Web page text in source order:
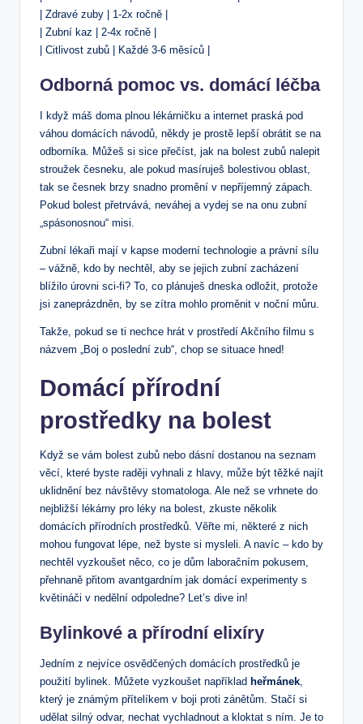
| Zdravé zuby | 1-2x ročně |
| Zubní kaz | 2-4x ročně |
| Citlivost zubů | Každé 3-6 měsíců |
Odborná pomoc vs. domácí léčba
I když máš doma plnou lékárničku a internet praská pod
váhou domácích návodů, někdy je prostě lepší obrátit se na
odborníka. Můžeš si sice přečíst, jak na bolest zubů nalepit
stroužek česneku, ale pokud masíruješ bolestivou oblast,
tak se česnek brzy snadno promění v nepříjemný zápach.
Pokud bolest přetrvává, neváhej a vydej se na onu zubní
„spásonosnou“ misi.
Zubní lékaři mají v kapse moderní technologie a právní sílu
– vážně, kdo by nechtěl, aby se jejich zubní zacházení
blížilo úrovni sci-fi? To, co plánuješ dneska odložit, protože
jsi zaneprázdněn, by se zítra mohlo proměnit v noční můru.
Takže, pokud se ti nechce hrát v prostředí Akčního filmu s
názvem „Boj o poslední zub“, chop se situace hned!
Domácí přírodní
prostředky na bolest
Když se vám bolest zubů nebo dásní dostanou na seznam
věcí, které byste raději vyhnali z hlavy, může být těžké najít
uklidnění bez návštěvy stomatologa. Ale než se vrhnete do
nejbližší lékárny pro léky na bolest, zkuste několik
domácích přírodních prostředků. Věřte mi, některé z nich
mohou fungovat lépe, než byste si mysleli. A navíc – kdo by
nechtěl vyzkoušet něco, co je dům laboračním pokusem,
přehnaně přitom avantgardním jak domácí experimenty s
květináči v nedělní odpoledne? Let’s dive in!
Bylinkové a přírodní elixíry
Jedním z nejvíce osvědčených domácích prostředků je
použití bylinek. Můžete vyzkoušet například heřmánek
který je známým přítelíkem v boji proti zánětům. Stačí si
udělat silný odvar, nechat vychladnout a kloktat s ním. Je to